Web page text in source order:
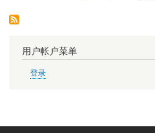
用户帐户菜单
登录